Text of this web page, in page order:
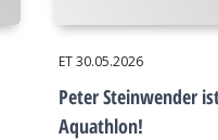
ET30.05.2026
Peter Steinwender
Aquathlon!